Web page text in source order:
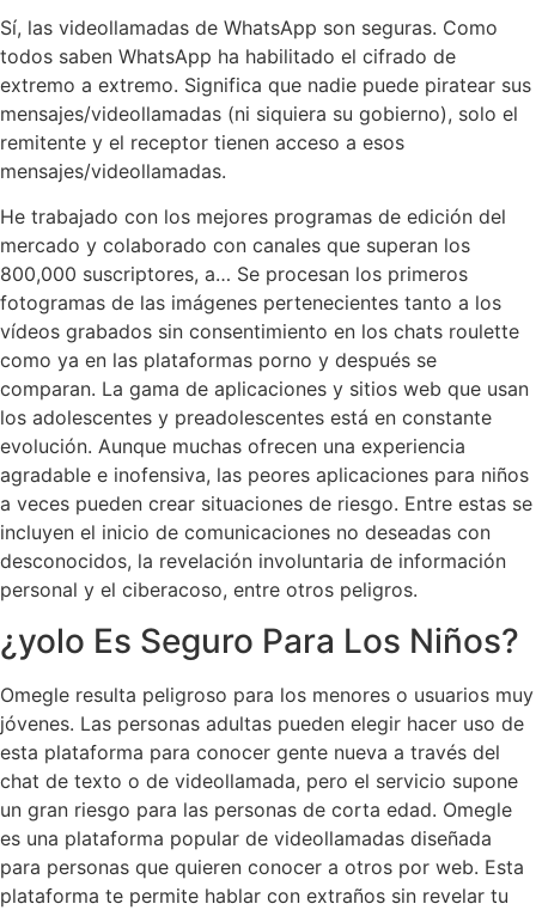
Sí, las videollamadas de WhatsApp son seguras. Como
todos saben WhatsApp ha habilitado el cifrado de
extremo a extremo. Significa que nadie puede piratear sus
mensajes/videollamadas (ni siquiera su gobierno), solo el
remitente y el receptor tienen acceso a esos
mensajes/videollamadas.
He trabajado con los mejores programas de edición del
mercado y colaborado con canales que superan los
800,000 suscriptores, a… Se procesan los primeros
fotogramas de las imágenes pertenecientes tanto a los
vídeos grabados sin consentimiento en los chats roulette
como ya en las plataformas porno y después se
comparan. La gama de aplicaciones y sitios web que usan
los adolescentes y preadolescentes está en constante
evolución. Aunque muchas ofrecen una experiencia
agradable e inofensiva, las peores aplicaciones para niños
a veces pueden crear situaciones de riesgo. Entre estas se
incluyen el inicio de comunicaciones no deseadas con
desconocidos, la revelación involuntaria de información
personal y el ciberacoso, entre otros peligros.
¿yolo Es Seguro Para Los Niños?
Omegle resulta peligroso para los menores o usuarios muy
jóvenes. Las personas adultas pueden elegir hacer uso de
esta plataforma para conocer gente nueva a través del
chat de texto o de videollamada, pero el servicio supone
un gran riesgo para las personas de corta edad. Omegle
es una plataforma popular de videollamadas diseñada
para personas que quieren conocer a otros por web. Esta
plataforma te permite hablar con extraños sin revelar tu